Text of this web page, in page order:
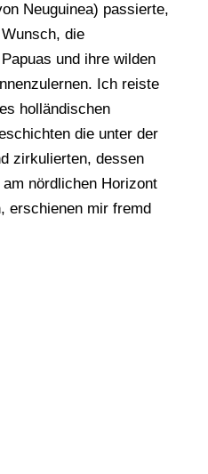
Neuguinea) passierte,
die
und ihre wilden
Ich reiste
holländischen
die unter der
zirkulierten, dessen
nördlichen Horizont
erschienen mir fremd